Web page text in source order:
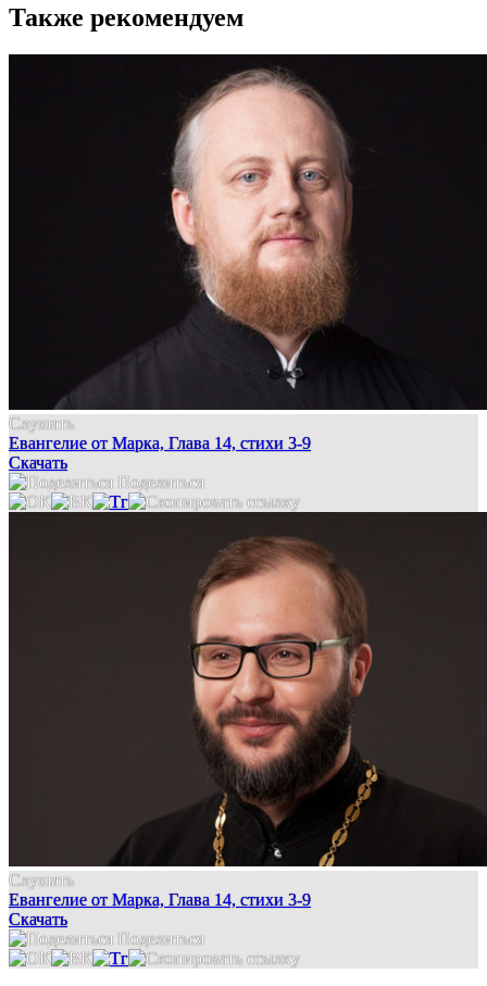
Также рекомендуем
Слушать
Евангелие от Марка, Глава 14, стихи 3-9
Скачать
Поделиться
Слушать
Евангелие от Марка, Глава 14, стихи 3-9
Скачать
Поделиться